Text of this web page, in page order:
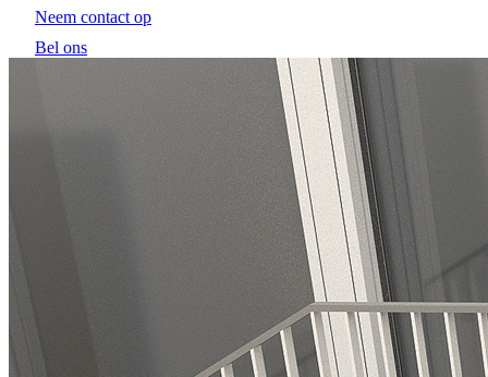
Neem contact op
Bel ons